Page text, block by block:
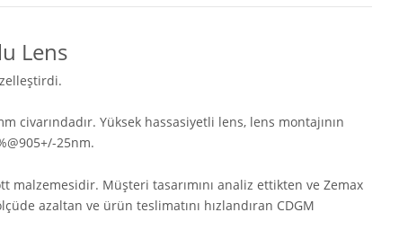
Lens
civarındadır. Yüksek hassasiyetli lens, lens montajının
25nm.
Müşteri tasarımını analiz ettikten ve Zemax
azaltan ve ürün teslimatını hızlandıran CDGM